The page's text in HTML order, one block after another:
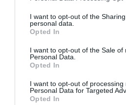
not limited to your visit or usage
grant or deny consent to Google
use your data for below specified
consent section.
I want to opt-out of the
personal data.
Opted In
I want to opt-out of the Sale of
Personal Data.
Opted In
I want to opt-out of processing
Personal Data for Targeted
Opted In
σήμερα, Κυριακή 9 Αυγούστου
09.08.2026 | 08:40
Καιρός: Καύσωνας και πολλά
μποφόρ σήμερα στην Εύβοια
09.08.2026 | 08:20
«Κόκκινος» συναγερμός σήμερα
Όλες οι τελευταίες